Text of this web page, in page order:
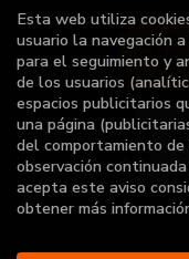
Esta web utiliza
usuario la navegación
para el seguimiento y
de los usuarios
espacios publicitarios
una página
del comportamiento
observación
acepta este aviso
obtener más